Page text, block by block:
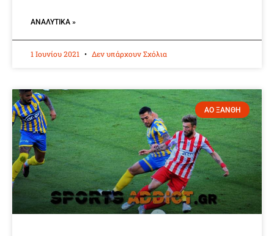
ΑΝΑΛΥΤΙΚΆ »
1 Ιουνίου 2021 Δεν υπάρχουν Σχόλια
ΑΟ ΞΑΝΘΗ